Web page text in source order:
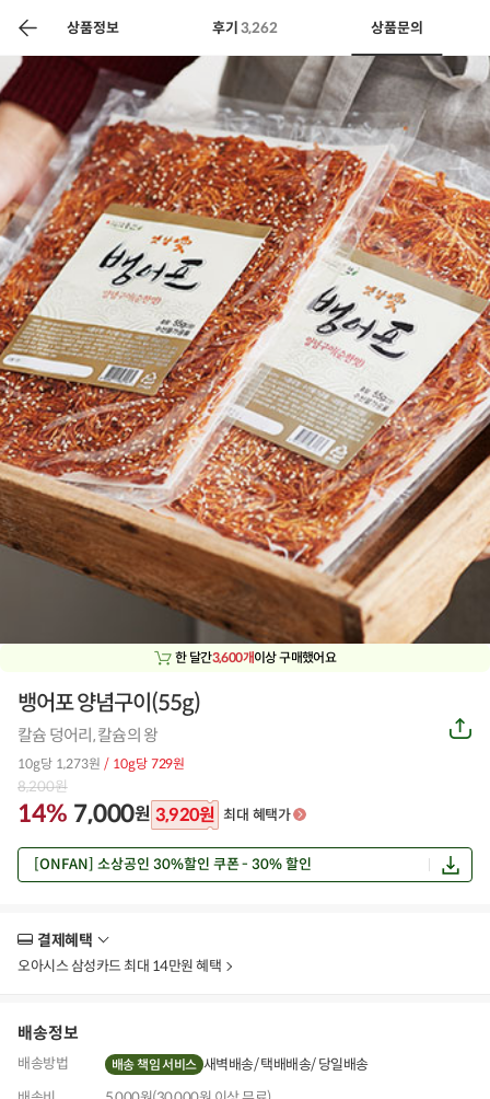
상품정보 후기 3,262 상품문의
공인 농축산물할인 찬들마루 주문/배송 고객센터
한 달간3,600개이상 구매했어요
뱅어포 양념구이(55g)
칼슘 덩어리, 칼슘의 왕
10g당 1,273원 / 10g당 729원
8,200원
14% 7,000원 3,920원 최대 혜택가
[ONFAN] 소상공인 30%할인 쿠폰 - 30% 할인
공
유
결제혜택
보
오아시스 삼성카드 최대 14만원 혜택
배송정보
배송방법 배송 책임 서비스 새벽배송 택배배송 당일배송